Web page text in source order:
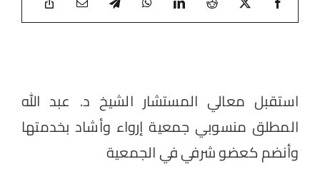
استقبل معالي المستشار الشيخ د. عبد الله
المطلق منسوبي جمعية إرواء وأشاد بخدمتها
وأنضم كعضو شرفي في الجمعية